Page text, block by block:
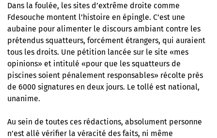
Dans la foulée, les sites d’extrême droite comme
Fdesouche montent l’histoire en épingle. C’est une
aubaine pour alimenter le discours ambiant contre les
prétendus squatteurs, forcément étrangers, qui auraient
tous les droits. Une pétition lancée sur le site «mes
opinions» et intitulé «pour que les squatteurs de
piscines soient pénalement responsables» récolte près
de 6000 signatures en deux jours. Le tollé est national,
unanime.
Au sein de toutes ces rédactions, absolument personne
n’est allé vérifier la véracité des faits, ni même